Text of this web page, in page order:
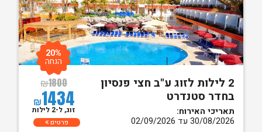
2 לילות לזוג ע"ב חצי פנסיון
בחדר סטנדרט
תאריכי האירוח:
30/08/2026 עד 02/09/2026
₪1800
₪1434
20%
הנחה
זוג, ל-2 לילות
פרטים